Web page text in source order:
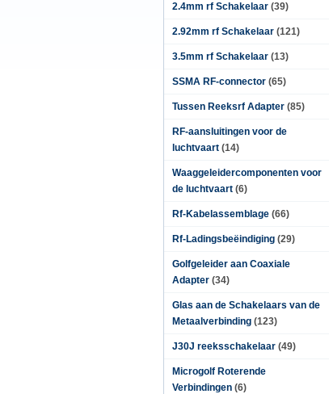
2.4mm rf Schakelaar (39)
2.92mm rf Schakelaar (121)
3.5mm rf Schakelaar (13)
SSMA RF-connector (65)
Tussen Reeksrf Adapter (85)
RF-aansluitingen voor de
luchtvaart (14)
Waaggeleidercomponenten voor
de luchtvaart (6)
Rf-Kabelassemblage (66)
Rf-Ladingsbeëindiging (29)
Golfgeleider aan Coaxiale
Adapter (34)
Glas aan de Schakelaars van de
Metaalverbinding (123)
J30J reeksschakelaar (49)
Microgolf Roterende
Verbindingen (6)